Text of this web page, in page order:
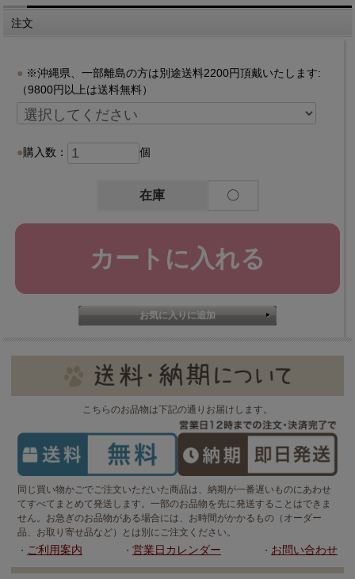
注文
※沖縄県、一部離島の方は別途送料2200円頂戴いたします:
（9800円以上は送料無料）
購入数： 個
在庫 〇
こちらのお品物は下記の通りお届けします。
同じ買い物かごでご注文いただいた商品は、納期が一番遅いものにあわせ
てすべてまとめて発送します。一部のお品物を先に発送することはできま
せん。お急ぎのお品物がある場合には、お時間がかかるもの（オーダー
品、お取り寄せ品など）とは別にご注文ください。
・ ご利用案内 ・ 営業日カレンダー ・ お問い合わせ